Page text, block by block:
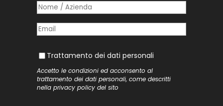
Nome /​ Azienda
Posta elettronica
Trattamento dei dati personali
Trattamento dei dati personali
Accetto le condizioni ed acconsento al
trattamento dei dati personali, come descritti
nella privacy policydel sito